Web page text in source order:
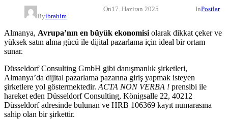
Byibrahim
On17. Haziran 2025 InPostlar
Almanya, Avrupa’nın en büyük ekonomisi olarak dikkat çeker ve
yüksek satın alma gücü ile dijital pazarlama için ideal bir ortam
sunar.
Düsseldorf Consulting GmbH gibi danışmanlık şirketleri,
Almanya’da dijital pazarlama pazarına giriş yapmak isteyen
şirketlere yol göstermektedir. ACTA NON VERBA ! prensibi ile
hareket eden Düsseldorf Consulting, Königsalle 22, 40212
Düsseldorf adresinde bulunan ve HRB 106369 kayıt numarasına
sahip olan bir şirkettir.